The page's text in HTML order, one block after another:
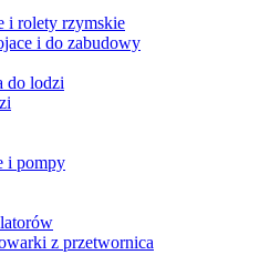
i rolety rzymskie
i do zabudowy
do lodzi
i pompy
z przetwornica